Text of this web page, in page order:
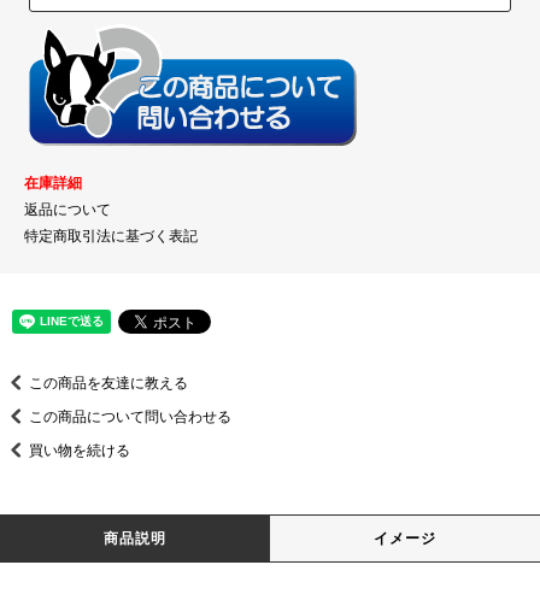
在庫詳細
返品について
特定商取引法に基づく表記
この商品を友達に教える
この商品について問い合わせる
買い物を続ける
商品説明 イメージ